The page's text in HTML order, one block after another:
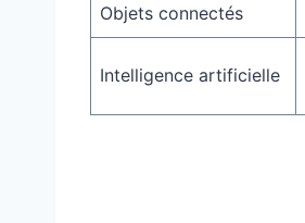
Objets connectés
Intelligence artificielle